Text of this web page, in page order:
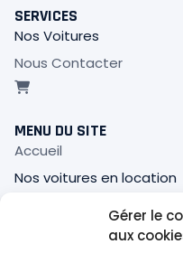
Gérer le
aux
SERVICES
Nos Voitures
Nous Contacter
MENU DU SITE
Accueil
Nos voitures en location